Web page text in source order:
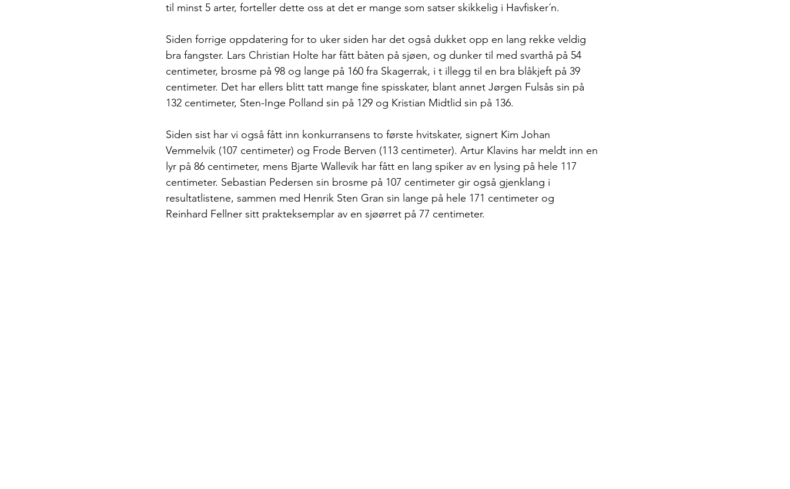
til minst 5 arter, forteller dette oss at det er mange som satser skikkelig i Havfisker´n.
Siden forrige oppdatering for to uker siden har det også dukket opp en lang rekke veldig
bra fangster. Lars Christian Holte har fått båten på sjøen, og dunker til med svarthå på 54
centimeter, brosme på 98 og lange på 160 fra Skagerrak, i t illegg til en bra blåkjeft på 39
centimeter. Det har ellers blitt tatt mange fine spisskater, blant annet Jørgen Fulsås sin på
132 centimeter, Sten-Inge Polland sin på 129 og Kristian Midtlid sin på 136.
Siden sist har vi også fått inn konkurransens to første hvitskater, signert Kim Johan
Vemmelvik (107 centimeter) og Frode Berven (113 centimeter). Artur Klavins har meldt inn en
lyr på 86 centimeter, mens Bjarte Wallevik har fått en lang spiker av en lysing på hele 117
centimeter. Sebastian Pedersen sin brosme på 107 centimeter gir også gjenklang i
resultatlistene, sammen med Henrik Sten Gran sin lange på hele 171 centimeter og
Reinhard Fellner sitt prakteksemplar av en sjøørret på 77 centimeter.